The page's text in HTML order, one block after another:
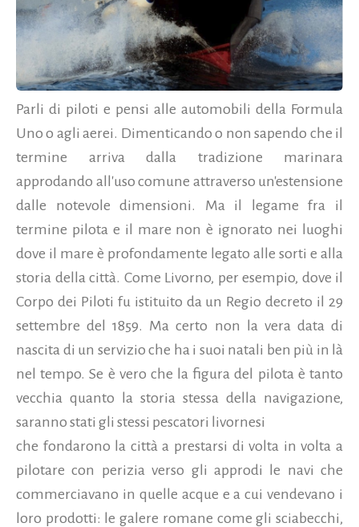
Parli di piloti e pensi alle automobili della Formula
Uno o agli aerei. Dimenticando o non sapendo che il
termine arriva dalla tradizione marinara
approdando all'uso comune attraverso un'estensione
dalle notevole dimensioni. Ma il legame fra il
termine pilota e il mare non è ignorato nei luoghi
dove il mare è profondamente legato alle sorti e alla
storia della città. Come Livorno, per esempio, dove il
Corpo dei Piloti fu istituito da un Regio decreto il 29
settembre del 1859. Ma certo non la vera data di
nascita di un servizio che ha i suoi natali ben più in là
nel tempo. Se è vero che la figura del pilota è tanto
vecchia quanto la storia stessa della navigazione,
saranno stati gli stessi pescatori livornesi
che fondarono la città a prestarsi di volta in volta a
pilotare con perizia verso gli approdi le navi che
commerciavano in quelle acque e a cui vendevano i
loro prodotti: le galere romane come gli sciabecchi,